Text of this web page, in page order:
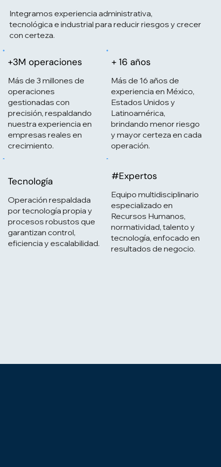
Integramos experiencia administrativa,
tecnológica e industrial para reducir riesgos y crecer
con certeza.
+3M operaciones
Más de 3 millones de
operaciones
gestionadas con
precisión, respaldando
nuestra experiencia en
empresas reales en
crecimiento.
+ 16 años
Más de 16 años de
experiencia en México,
Estados Unidos y
Latinoamérica,
brindando menor riesgo
y mayor certeza en cada
operación.
Tecnología
Operación respaldada
por tecnología propia y
procesos robustos que
garantizan control,
eficiencia y escalabilidad.
#Expertos
Equipo multidisciplinario
especializado en
Recursos Humanos,
normatividad, talento y
tecnología, enfocado en
resultados de negocio.